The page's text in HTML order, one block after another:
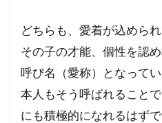
どちらも、愛着が込めら
その子の才能、個性を認
呼び名（愛称）となってい
本人もそう呼ばれること
にも積極的になれるはずで